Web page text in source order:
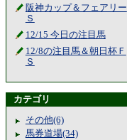
阪神カップ＆フェアリー
Ｓ
12/15 今日の注目馬
12/8の注目馬＆朝日杯Ｆ
Ｓ
カテゴリ
その他(6)
馬券道場(34)